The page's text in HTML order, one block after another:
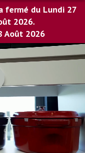
fermé du Lundi 27
2026.
Août 2026